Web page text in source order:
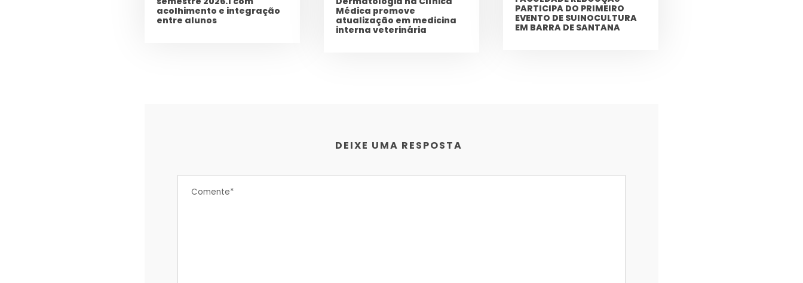
acolhimento e integração
entre alunos
Médica promove
atualização em medicina
interna veterinária
PARTICIPA DO PRIMEIRO
EVENTO DE SUINOCULTURA
EM BARRA DE SANTANA
DEIXE UMA RESPOSTA